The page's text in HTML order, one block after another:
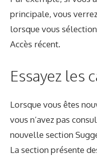
principale, vous
lorsque vous
Accès récent.
Essayez les
Lorsque vous êtes
vous n’avez pas
nouvelle section
La section présente